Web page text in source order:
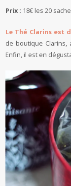
Prix : 18€ les 20
Le Thé Clarins est
de boutique Clarins,
Enfin, il est en